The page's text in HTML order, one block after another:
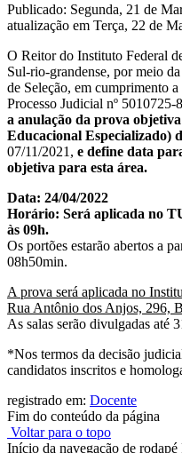
Publicado: Segunda, 21 de
atualização em Terça, 22 de
O Reitor do Instituto Federal
Sul-rio-grandense, por meio
de Seleção, em cumprimento
Processo Judicial nº
a anulação da prova
Educacional Especializado)
07/11/2021, e define data
objetiva para esta área.
Data: 24/04/2022
Horário: Será aplicada no
às 09h.
Os portões estarão abertos a
08h50min.
A prova será aplicada no
Rua Antônio dos Anjos, 296,
As salas serão divulgadas até
*Nos termos da decisão
candidatos inscritos e
registrado em: Docente
Fim do conteúdo da página
Voltar para o topo
Início da navegação de rodapé